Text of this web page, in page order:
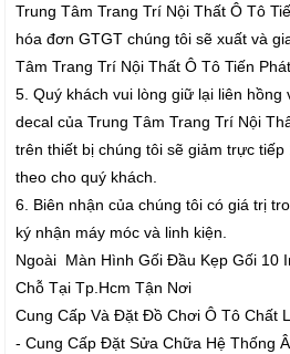
Trung Tâm Trang Trí Nội Thất Ô Tô
hóa đơn GTGT chúng tôi sẽ xuất và
Tâm Trang Trí Nội Thất Ô Tô Tiến
5. Quý khách vui lòng giữ lại liên hồng
decal của Trung Tâm Trang Trí Nội
trên thiết bị chúng tôi sẽ giảm trực
theo cho quý khách.
6. Biên nhận của chúng tôi có giá trị
ký nhận máy móc và linh kiện.
Ngoài Màn Hình Gối Đầu Kẹp Gối 10
Chỗ Tại Tp.Hcm Tận Nơi
Cung Cấp Và Đặt Đồ Chơi Ô Tô Chất
- Cung Cấp Đặt Sửa Chữa Hệ Thống